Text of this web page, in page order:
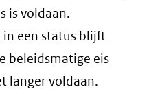
is voldaan.
in een status blijft
beleidsmatige eis
langer voldaan.